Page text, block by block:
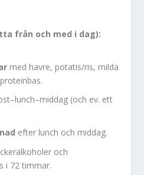
från och med i dag):
med havre, potatis/ris, milda
(och ev. ett
efter lunch och middag.
och
i 72 timmar.